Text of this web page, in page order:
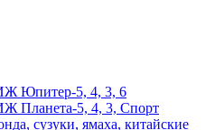
Юпитер-5, 4, 3, 6
Планета-5, 4, 3, Спорт
сузуки, ямаха, китайские